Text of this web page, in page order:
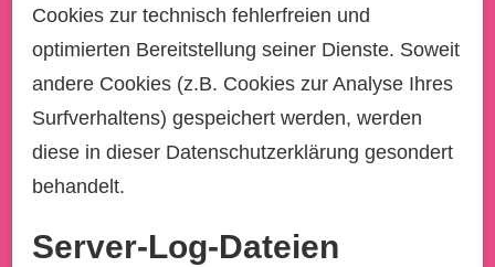
Cookies zur technisch fehlerfreien und
optimierten Bereitstellung seiner Dienste. Soweit
andere Cookies (z.B. Cookies zur Analyse Ihres
Surfverhaltens) gespeichert werden, werden
diese in dieser Datenschutzerklärung gesondert
behandelt.
Server-Log-Dateien